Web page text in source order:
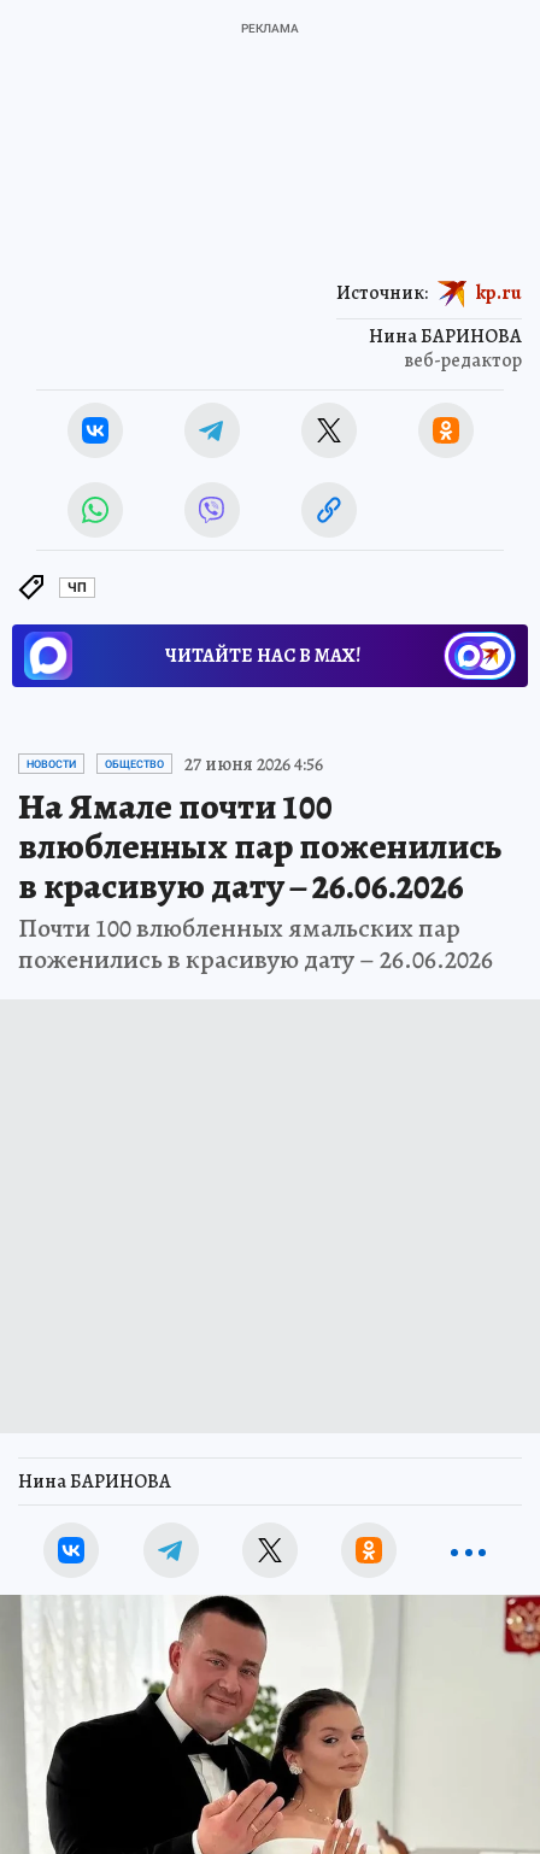
Нина БАРИНОВА
веб-редактор
Источник: kp.ru
ЧП
ЧИТАЙТЕ НАС В МАХ!
НОВОСТИ ОБЩЕСТВО 27 июня 2026 4:56
На Ямале почти 100
влюбленных пар поженились
в красивую дату – 26.06.2026
Почти 100 влюбленных ямальских пар
поженились в красивую дату – 26.06.2026
Нина БАРИНОВА